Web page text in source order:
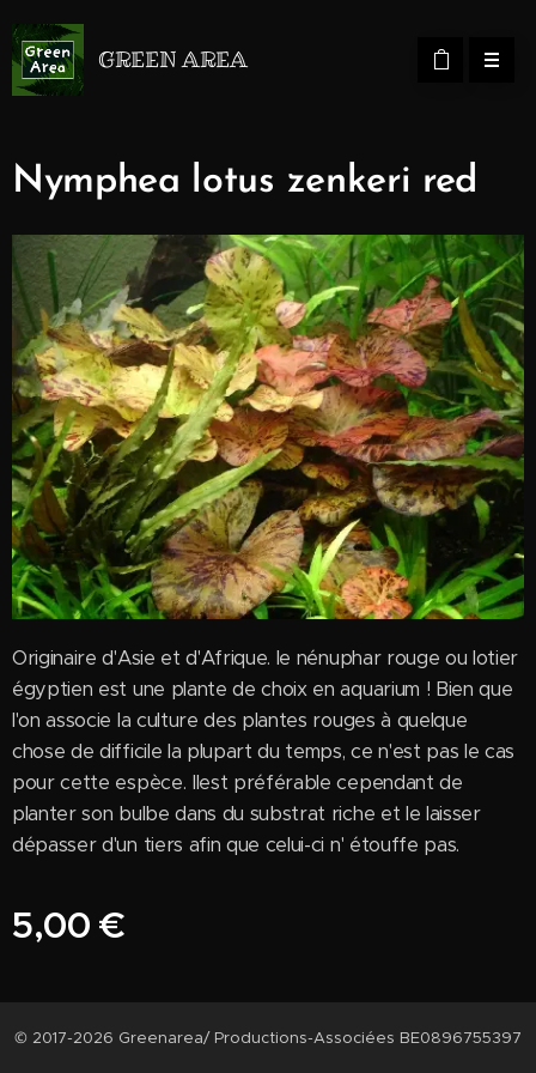
GREEN AREA
Nymphea lotus zenkeri red
Originaire d'Asie et d'Afrique. le nénuphar rouge ou lotier
égyptien est une plante de choix en aquarium ! Bien que
l'on associe la culture des plantes rouges à quelque
chose de difficile la plupart du temps, ce n'est pas le cas
pour cette espèce. Ilest préférable cependant de
planter son bulbe dans du substrat riche et le laisser
dépasser d'un tiers afin que celui-ci n' étouffe pas.
5,00 €
© 2017-2026 Greenarea/ Productions-Associées BE0896755397